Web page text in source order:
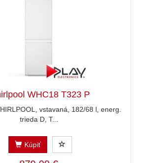
WHC18 T323 P
vstavaná, 182/68 l, energ.
trieda D, T...
Kúpiť